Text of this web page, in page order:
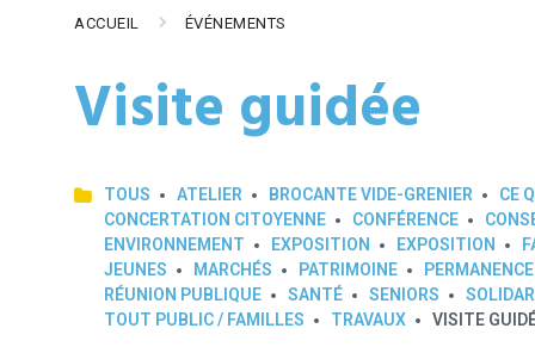
ACCUEIL ÉVÉNEMENTS
Visite guidée
TOUS ATELIER BROCANTE VIDE-GRENIER CE
CONCERTATION CITOYENNE
CONFÉRENCE
ENVIRONNEMENT
EXPOSITION EXPOSITION
JEUNES
MARCHÉS PATRIMOINE
RÉUNION PUBLIQUE
SANTÉ SENIORS
TOUT PUBLIC / FAMILLES
TRAVAUX VISITE